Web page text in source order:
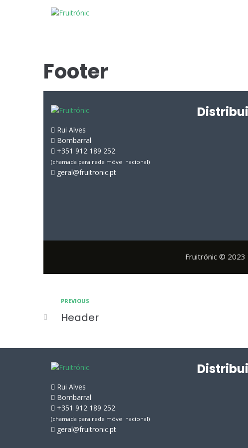
Footer
Rui Alves
Bombarral
+351 912 189 252
(chamada para rede móvel nacional)
geral@fruitronic.pt
Fruitrónic ©
PREVIOUS
Header
Rui Alves
Bombarral
+351 912 189 252
(chamada para rede móvel nacional)
geral@fruitronic.pt